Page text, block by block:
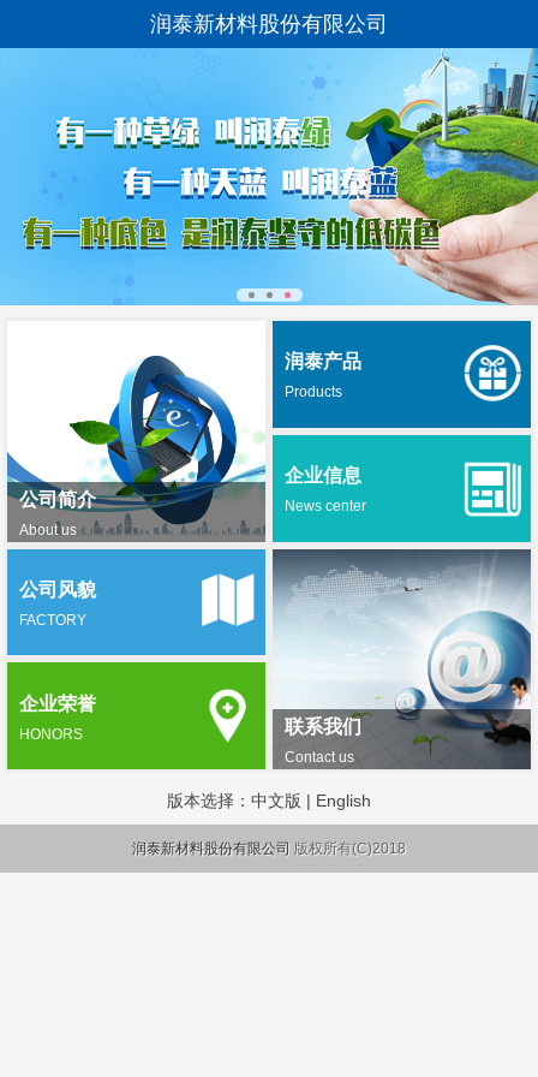
润泰新材料股份有限公司
公司简介
About us
润泰产品
Products
企业信息
News center
联系我们
Contact us
公司风貌
FACTORY
企业荣誉
HONORS
版本选择： 中文版 | English
润泰新材料股份有限公司 版权所有(C)2018